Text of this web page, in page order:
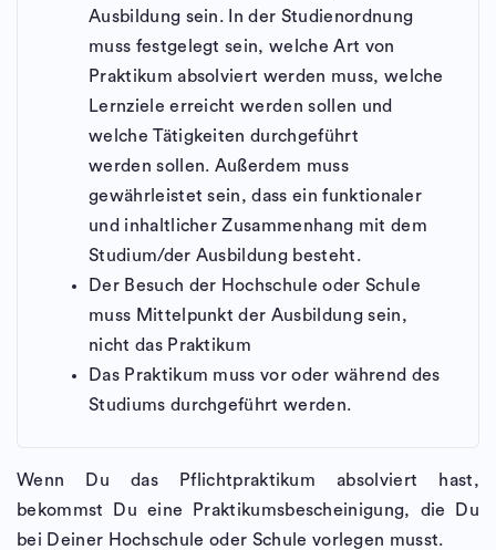
Ausbildung sein. In der Studienordnung
muss festgelegt sein, welche Art von
Praktikum absolviert werden muss, welche
Lernziele erreicht werden sollen und
welche Tätigkeiten durchgeführt
werden sollen. Außerdem muss
gewährleistet sein, dass ein funktionaler
und inhaltlicher Zusammenhang mit dem
Studium/der Ausbildung besteht.
Der Besuch der Hochschule oder Schule
muss Mittelpunkt der Ausbildung sein,
nicht das Praktikum
Das Praktikum muss vor oder während des
Studiums durchgeführt werden.
Wenn Du das Pflichtpraktikum absolviert hast,
bekommst Du eine Praktikumsbescheinigung, die Du
bei Deiner Hochschule oder Schule vorlegen musst.